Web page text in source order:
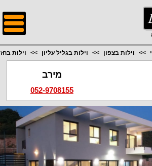
וילות בצפון וילות בגליל עליון וילות
מירב
052-9708155